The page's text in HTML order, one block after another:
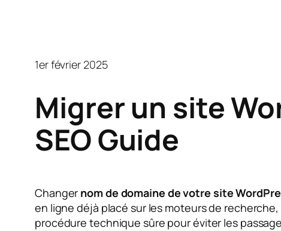
1er février 2025
Migrer un site
SEO Guide
Changer nom de domaine de votre site
en ligne déjà placé sur les moteurs de
procédure technique sûre pour éviter les